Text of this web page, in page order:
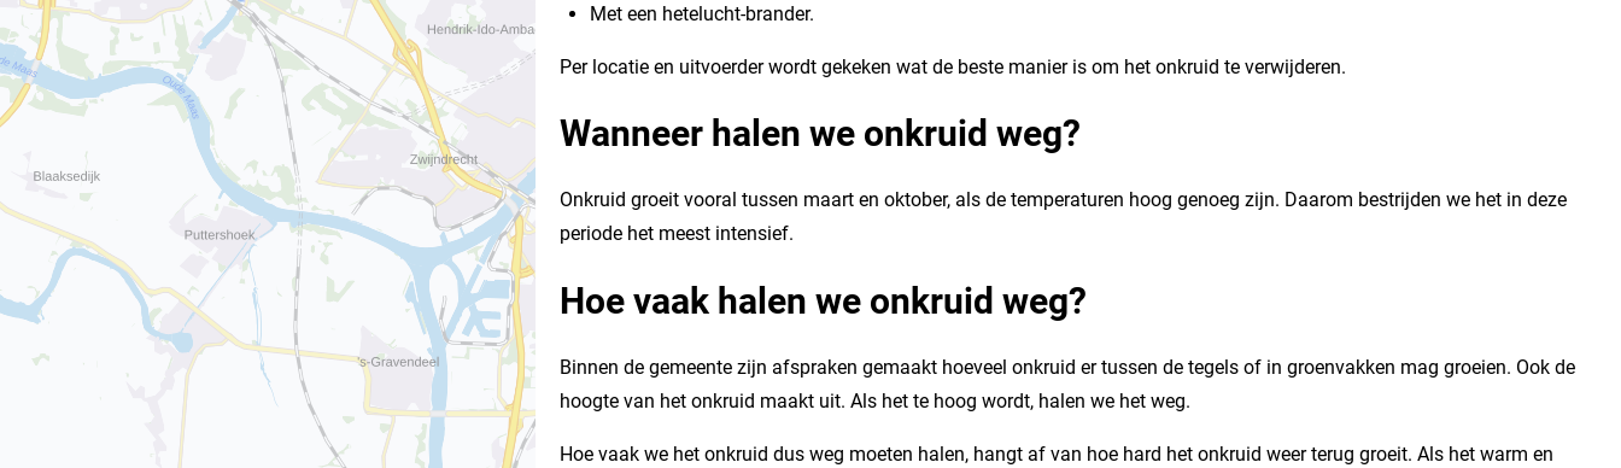
Met een hetelucht-brander.
Per locatie en uitvoerder wordt gekeken wat de beste manier is om het onkruid te verwijderen.
Wanneer halen we onkruid weg?
Onkruid groeit vooral tussen maart en oktober, als de temperaturen hoog genoeg zijn. Daarom bestrijden we het in deze
periode het meest intensief.
Hoe vaak halen we onkruid weg?
Binnen de gemeente zijn afspraken gemaakt hoeveel onkruid er tussen de tegels of in groenvakken mag groeien. Ook de
hoogte van het onkruid maakt uit. Als het te hoog wordt, halen we het weg.
Hoe vaak we het onkruid dus weg moeten halen, hangt af van hoe hard het onkruid weer terug groeit. Als het warm en